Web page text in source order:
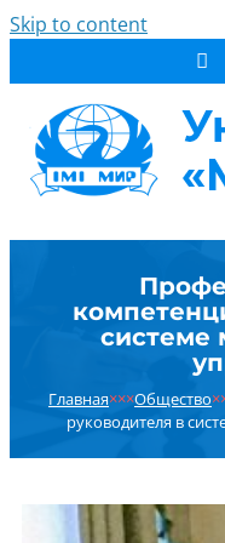
Skip to content
ДОПОБРАЗОВАНИЕ
ОБ УНИВЕРСИТЕТЕ
НОВОСТИ
РЕЗУЛЬТАТ
системе
Главная×××Общество
руководителя в